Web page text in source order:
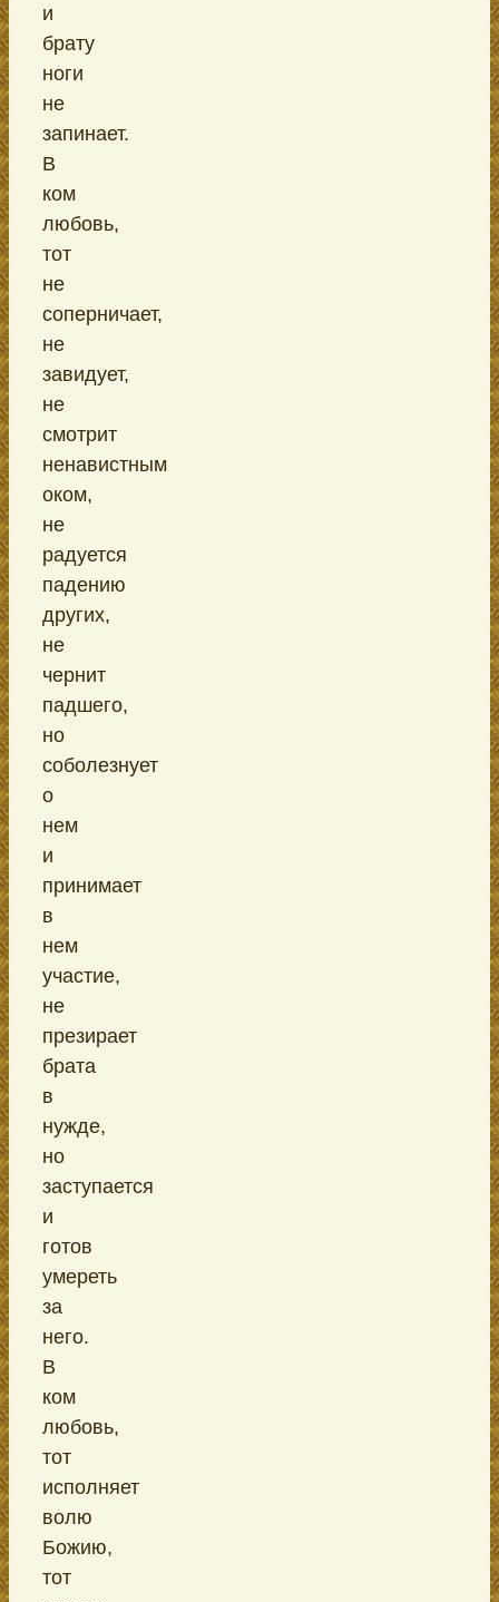
и
брату
ноги
не
запинает.
В
ком
любовь,
тот
не
соперничает,
не
завидует,
не
смотрит
ненавистным
оком,
не
радуется
падению
других,
не
чернит
падшего,
но
соболезнует
о
нем
и
принимает
в
нем
участие,
не
презирает
брата
в
нужде,
но
заступается
и
готов
умереть
за
него.
В
ком
любовь,
тот
исполняет
волю
Божию,
тот